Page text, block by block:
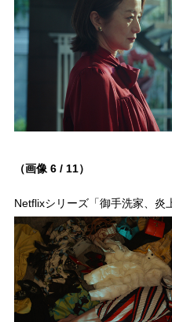
（画像 6 / 11）
Netflixシリーズ「御手洗家、炎